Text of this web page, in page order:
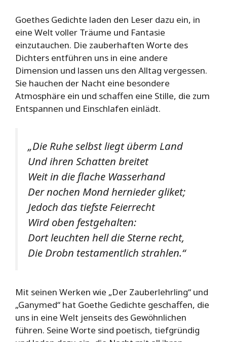
Goethes Gedichte laden den Leser dazu ein, in
eine Welt voller Träume und Fantasie
einzutauchen. Die zauberhaften Worte des
Dichters entführen uns in eine andere
Dimension und lassen uns den Alltag vergessen.
Sie hauchen der Nacht eine besondere
Atmosphäre ein und schaffen eine Stille, die zum
Entspannen und Einschlafen einlädt.
„Die Ruhe selbst liegt überm Land
Und ihren Schatten breitet
Weit in die flache Wasserhand
Der nochen Mond hernieder gliket;
Jedoch das tiefste Feierrecht
Wird oben festgehalten:
Dort leuchten hell die Sterne recht,
Die Drobn testamentlich strahlen.“
Mit seinen Werken wie „Der Zauberlehrling“ und
„Ganymed“ hat Goethe Gedichte geschaffen, die
uns in eine Welt jenseits des Gewöhnlichen
führen. Seine Worte sind poetisch, tiefgründig